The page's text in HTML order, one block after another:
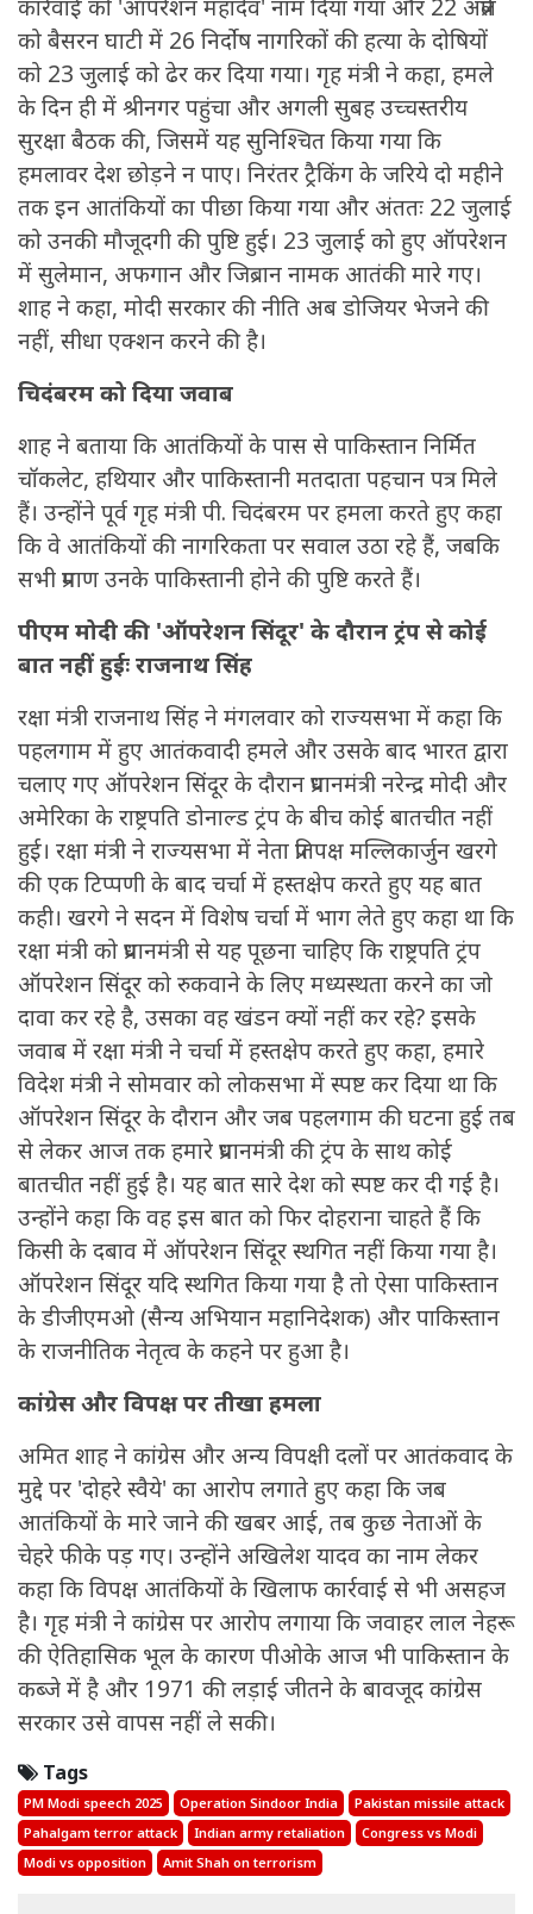
कार्रवाई को 'ऑपरेशन महादेव' नाम दिया गया और 22 अप्रैल
को बैसरन घाटी में 26 निर्दोष नागरिकों की हत्या के दोषियों
को 23 जुलाई को ढेर कर दिया गया। गृह मंत्री ने कहा, हमले
के दिन ही में श्रीनगर पहुंचा और अगली सुबह उच्चस्तरीय
सुरक्षा बैठक की, जिसमें यह सुनिश्चित किया गया कि
हमलावर देश छोड़ने न पाए। निरंतर ट्रैकिंग के जरिये दो महीने
तक इन आतंकियों का पीछा किया गया और अंततः 22 जुलाई
को उनकी मौजूदगी की पुष्टि हुई। 23 जुलाई को हुए ऑपरेशन
में सुलेमान, अफगान और जिब्रान नामक आतंकी मारे गए।
शाह ने कहा, मोदी सरकार की नीति अब डोजियर भेजने की
नहीं, सीधा एक्शन करने की है।
चिदंबरम को दिया जवाब
शाह ने बताया कि आतंकियों के पास से पाकिस्तान निर्मित
चॉकलेट, हथियार और पाकिस्तानी मतदाता पहचान पत्र मिले
हैं। उन्होंने पूर्व गृह मंत्री पी. चिदंबरम पर हमला करते हुए कहा
कि वे आतंकियों की नागरिकता पर सवाल उठा रहे हैं, जबकि
सभी प्रमाण उनके पाकिस्तानी होने की पुष्टि करते हैं।
पीएम मोदी की 'ऑपरेशन सिंदूर' के दौरान ट्रंप से कोई
बात नहीं हुईः राजनाथ सिंह
रक्षा मंत्री राजनाथ सिंह ने मंगलवार को राज्यसभा में कहा कि
पहलगाम में हुए आतंकवादी हमले और उसके बाद भारत द्वारा
चलाए गए ऑपरेशन सिंदूर के दौरान प्रधानमंत्री नरेन्द्र मोदी और
अमेरिका के राष्ट्रपति डोनाल्ड ट्रंप के बीच कोई बातचीत नहीं
हुई। रक्षा मंत्री ने राज्यसभा में नेता प्रतिपक्ष मल्लिकार्जुन खरगे
की एक टिप्पणी के बाद चर्चा में हस्तक्षेप करते हुए यह बात
कही। खरगे ने सदन में विशेष चर्चा में भाग लेते हुए कहा था कि
रक्षा मंत्री को प्रधानमंत्री से यह पूछना चाहिए कि राष्ट्रपति ट्रंप
ऑपरेशन सिंदूर को रुकवाने के लिए मध्यस्थता करने का जो
दावा कर रहे है, उसका वह खंडन क्यों नहीं कर रहे? इसके
जवाब में रक्षा मंत्री ने चर्चा में हस्तक्षेप करते हुए कहा, हमारे
विदेश मंत्री ने सोमवार को लोकसभा में स्पष्ट कर दिया था कि
ऑपरेशन सिंदूर के दौरान और जब पहलगाम की घटना हुई तब
से लेकर आज तक हमारे प्रधानमंत्री की ट्रंप के साथ कोई
बातचीत नहीं हुई है। यह बात सारे देश को स्पष्ट कर दी गई है।
उन्होंने कहा कि वह इस बात को फिर दोहराना चाहते हैं कि
किसी के दबाव में ऑपरेशन सिंदूर स्थगित नहीं किया गया है।
ऑपरेशन सिंदूर यदि स्थगित किया गया है तो ऐसा पाकिस्तान
के डीजीएमओ (सैन्य अभियान महानिदेशक) और पाकिस्तान
के राजनीतिक नेतृत्व के कहने पर हुआ है।
कांग्रेस और विपक्ष पर तीखा हमला
अमित शाह ने कांग्रेस और अन्य विपक्षी दलों पर आतंकवाद के
मुद्दे पर 'दोहरे स्वैये' का आरोप लगाते हुए कहा कि जब
आतंकियों के मारे जाने की खबर आई, तब कुछ नेताओं के
चेहरे फीके पड़ गए। उन्होंने अखिलेश यादव का नाम लेकर
कहा कि विपक्ष आतंकियों के खिलाफ कार्रवाई से भी असहज
है। गृह मंत्री ने कांग्रेस पर आरोप लगाया कि जवाहर लाल नेहरू
की ऐतिहासिक भूल के कारण पीओके आज भी पाकिस्तान के
कब्जे में है और 1971 की लड़ाई जीतने के बावजूद कांग्रेस
सरकार उसे वापस नहीं ले सकी।
Tags
PM Modi speech 2025 Operation Sindoor India
Pakistan missile attack
Pahalgam terror attack
Indian army retaliation
Congress vs Modi
Modi vs opposition
Amit Shah on terrorism